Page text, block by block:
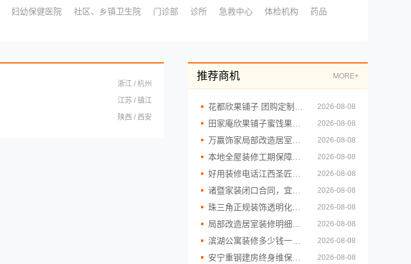
妇幼保健医院 社区、乡镇卫生院 门诊部 诊所 急救中心 体检机构
药品
浙江 / 杭州
江苏 / 镇江
陕西 / 西安
推荐商机 MORE+
2026-08-08
2026-08-08
2026-08-08
2026-08-08
2026-08-08
2026-08-08
2026-08-08
2026-08-08
2026-08-08
2026-08-08